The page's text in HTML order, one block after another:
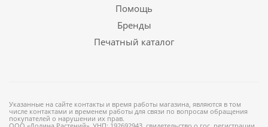
Помощь
Бренды
Печатный каталог
Указанные на сайте контакты и время работы магазина, являются в том
числе контактами и временем работы для связи по вопросам обращения
покупателей о нарушении их прав.